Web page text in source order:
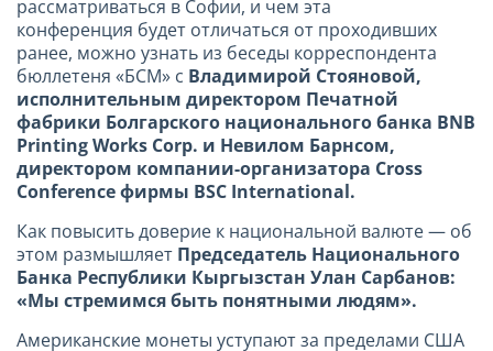
рассматриваться в Софии, и чем эта
конференция будет отличаться от проходивших
ранее, можно узнать из беседы корреспондента
бюллетеня «БСМ» с Владимирой Стояновой,
исполнительным директором Печатной
фабрики Болгарского национального банка BNB
Printing Works Corp. и Невилом Барнсом,
директором компании-организатора Cross
Conference фирмы BSC International.
Как повысить доверие к национальной валюте — об
этом размышляет Председатель Национального
Банка Республики Кыргызстан Улан Сарбанов:
«Мы стремимся быть понятными людям».
Американские монеты уступают за пределами США